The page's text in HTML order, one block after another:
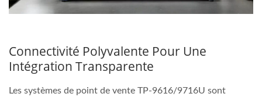
Connectivité Polyvalente Pour Une
Intégration Transparente
Les systèmes de point de vente TP-9616/9716U sont